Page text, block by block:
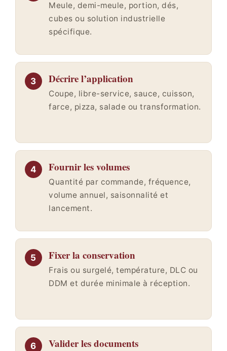
Meule, demi-meule, portion, dés,
cubes ou solution industrielle
spécifique.
Décrire l’application
Coupe, libre-service, sauce, cuisson,
farce, pizza, salade ou transformation.
Fournir les volumes
Quantité par commande, fréquence,
volume annuel, saisonnalité et
lancement.
Fixer la conservation
Frais ou surgelé, température, DLC ou
DDM et durée minimale à réception.
Valider les documents